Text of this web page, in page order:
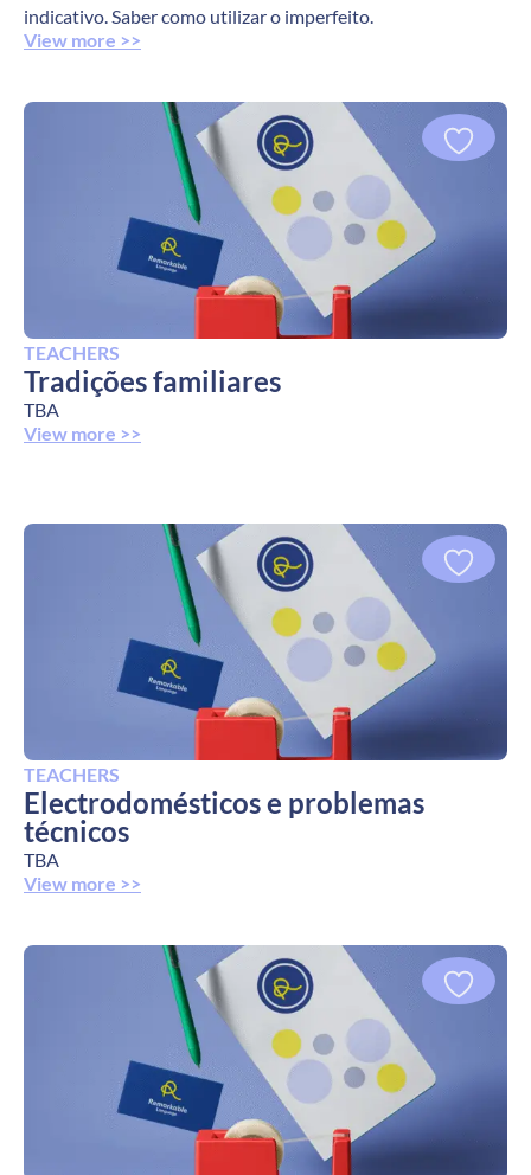
indicativo. Saber como utilizar o imperfeito.
View more >>
TEACHERS
Tradições familiares
TBA
View more >>
TEACHERS
Electrodomésticos e problemas
técnicos
TBA
View more >>